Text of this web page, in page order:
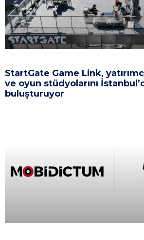
StartGate Game Link,
ve oyun stüdyolarını
buluşturuyor